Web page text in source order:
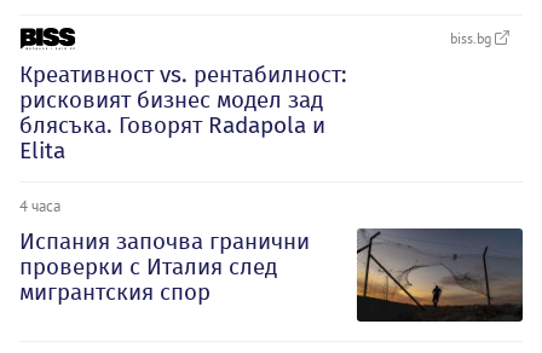
biss.bg
Креативност vs. рентабилност:
рисковият бизнес модел зад
блясъка. Говорят Radapola и
Elita
4 часа
Испания започва гранични
проверки с Италия след
мигрантския спор